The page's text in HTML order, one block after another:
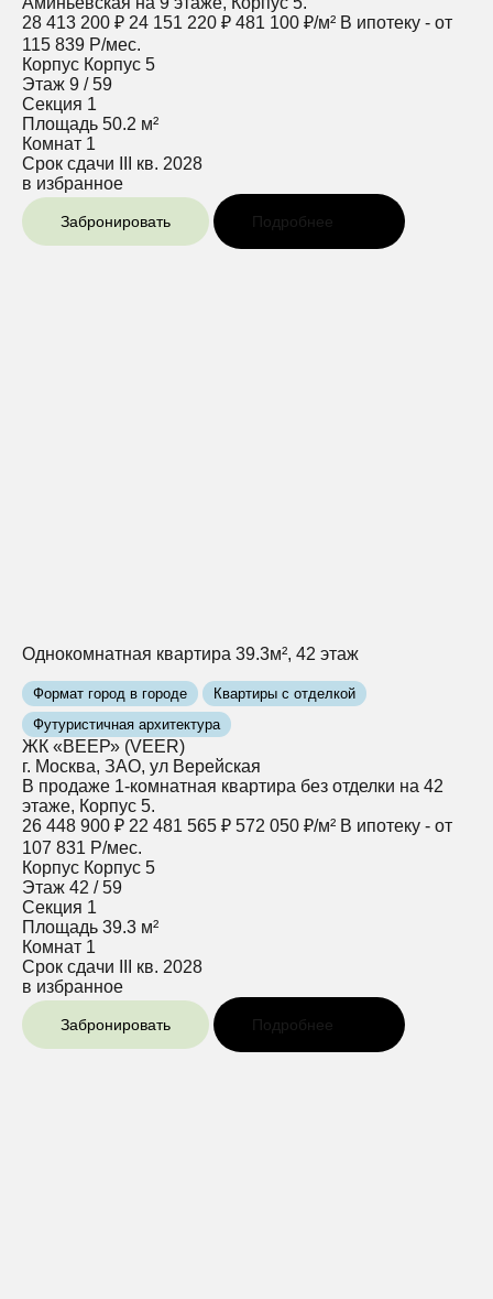
28 413 200 ₽ 24 151 220 ₽ 481 100 ₽/м² В ипотеку - от
115 839 Р/мес.
Корпус Корпус 5
Этаж 9 / 59
Секция 1
Площадь 50.2 м²
Комнат 1
Срок сдачи
III кв. 2028
в избранное
Забронировать Подробнее
Однокомнатная квартира 39.3м², 42 этаж
Формат город в городе
Квартиры с отделкой
Футуристичная архитектура
ЖК «ВЕЕР» (VEER)
г. Москва, ЗАО, ул Верейская
В продаже 1-комнатная квартира без отделки на 42
этаже, Корпус 5.
26 448 900 ₽ 22 481 565 ₽ 572 050 ₽/м² В ипотеку - от
107 831 Р/мес.
Корпус Корпус 5
Этаж 42 / 59
Секция 1
Площадь 39.3 м²
Комнат 1
Срок сдачи
III кв. 2028
в избранное
Забронировать Подробнее